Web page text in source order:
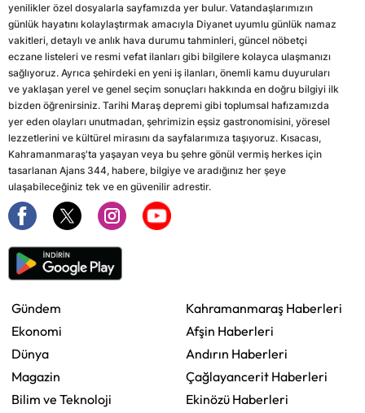
yenilikler özel dosyalarla sayfamızda yer bulur. Vatandaşlarımızın
günlük hayatını kolaylaştırmak amacıyla Diyanet uyumlu günlük namaz
vakitleri, detaylı ve anlık hava durumu tahminleri, güncel nöbetçi
eczane listeleri ve resmi vefat ilanları gibi bilgilere kolayca ulaşmanızı
sağlıyoruz. Ayrıca şehirdeki en yeni iş ilanları, önemli kamu duyuruları
ve yaklaşan yerel ve genel seçim sonuçları hakkında en doğru bilgiyi ilk
bizden öğrenirsiniz. Tarihi Maraş depremi gibi toplumsal hafızamızda
yer eden olayları unutmadan, şehrimizin eşsiz gastronomisini, yöresel
lezzetlerini ve kültürel mirasını da sayfalarımıza taşıyoruz. Kısacası,
Kahramanmaraş'ta yaşayan veya bu şehre gönül vermiş herkes için
tasarlanan Ajans 344, habere, bilgiye ve aradığınız her şeye
ulaşabileceğiniz tek ve en güvenilir adrestir.
Gündem
Ekonomi
Dünya
Magazin
Bilim ve Teknoloji
Kahramanmaraş Haberleri
Afşin Haberleri
Andırın Haberleri
Çağlayancerit Haberleri
Ekinözü Haberleri